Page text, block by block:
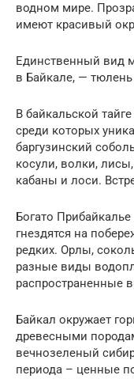
водном мире.
имеют красивый
Единственный вид
в Байкале, —
В байкальской
среди которых
баргузинский
косули, волки,
кабаны и лоси.
Богато
гнездятся на
редких. Орлы,
разные виды
распространенные
Байкал окружает
древесными
вечнозеленый
периода – ценные